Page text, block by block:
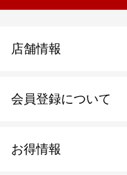
お得情報
会員登録について
店舗情報